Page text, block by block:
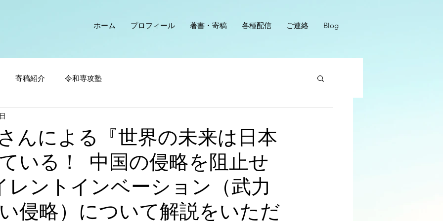
ホーム プロフィール 著書・寄稿 各種配信 ご連絡 Blog
寄稿紹介 令和専攻塾
んによる『世界の未来は日本
いる！ 中国の侵略を阻止せ
ントインベーション（武力
侵略）について解説をいただ